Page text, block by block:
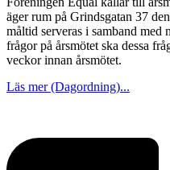
äger rum på Grindsgatan 37
måltid serveras i samband
frågor på årsmötet ska dessa
veckor innan årsmötet.
Läs mer (Dagordning)...